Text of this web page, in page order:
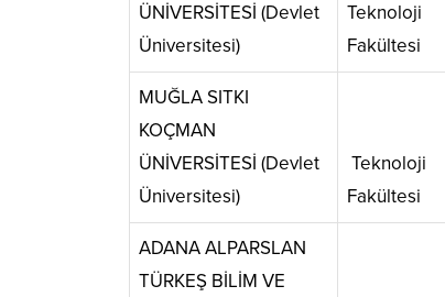
ÜNİVERSİTESİ (Devlet
Üniversitesi)
Teknoloji
Fakültesi
MUĞLA SITKI
KOÇMAN
ÜNİVERSİTESİ (Devlet
Üniversitesi)
Teknoloji
Fakültesi
ADANA ALPARSLAN
TÜRKEŞ BİLİM VE